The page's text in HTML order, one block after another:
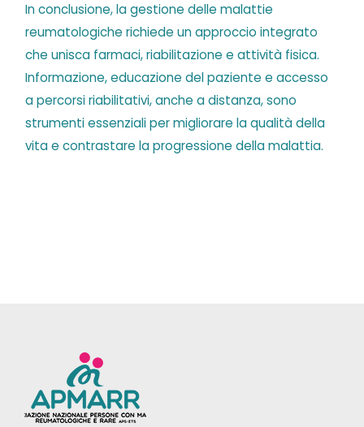
In conclusione, la gestione delle malattie
reumatologiche richiede un approccio integrato
che unisca farmaci, riabilitazione e attività fisica.
Informazione, educazione del paziente e accesso
a percorsi riabilitativi, anche a distanza, sono
strumenti essenziali per migliorare la qualità della
vita e contrastare la progressione della malattia.